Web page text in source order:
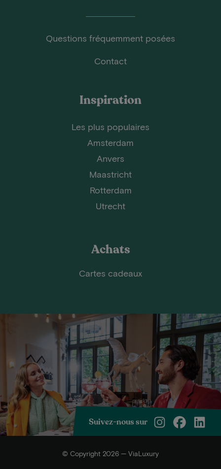
Questions fréquemment posées
Contact
Inspiration
Les plus populaires
Amsterdam
Anvers
Maastricht
Rotterdam
Utrecht
Achats
Cartes cadeaux
Suivez-nous sur
© Copyright 2026 — ViaLuxury